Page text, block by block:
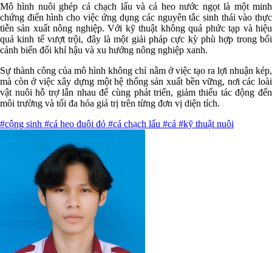
Mô hình nuôi ghép cá chạch lấu và cá heo nước ngọt là một minh
chứng điển hình cho việc ứng dụng các nguyên tắc sinh thái vào thực
tiễn sản xuất nông nghiệp. Với kỹ thuật không quá phức tạp và hiệu
quả kinh tế vượt trội, đây là một giải pháp cực kỳ phù hợp trong bối
cảnh biến đổi khí hậu và xu hướng nông nghiệp xanh.
Sự thành công của mô hình không chỉ nằm ở việc tạo ra lợi nhuận kép,
mà còn ở việc xây dựng một hệ thống sản xuất bền vững, nơi các loài
vật nuôi hỗ trợ lẫn nhau để cùng phát triển, giảm thiểu tác động đến
môi trường và tối đa hóa giá trị trên từng đơn vị diện tích.
#cộng sinh #cá heo đuôi đỏ #cá chạch lấu #cá #kỹ thuật nuôi